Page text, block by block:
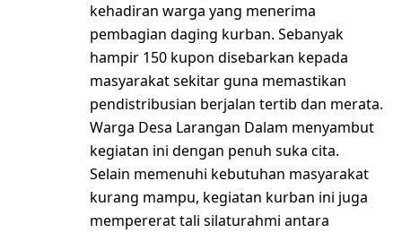
kehadiran warga yang menerima
pembagian daging kurban. Sebanyak
hampir 150 kupon disebarkan kepada
masyarakat sekitar guna memastikan
pendistribusian berjalan tertib dan merata.
Warga Desa Larangan Dalam menyambut
kegiatan ini dengan penuh suka cita.
Selain memenuhi kebutuhan masyarakat
kurang mampu, kegiatan kurban ini juga
mempererat tali silaturahmi antara